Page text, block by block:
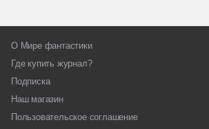
О Мире фантастики
Где купить журнал?
Подписка
Наш магазин
Пользовательское соглашение